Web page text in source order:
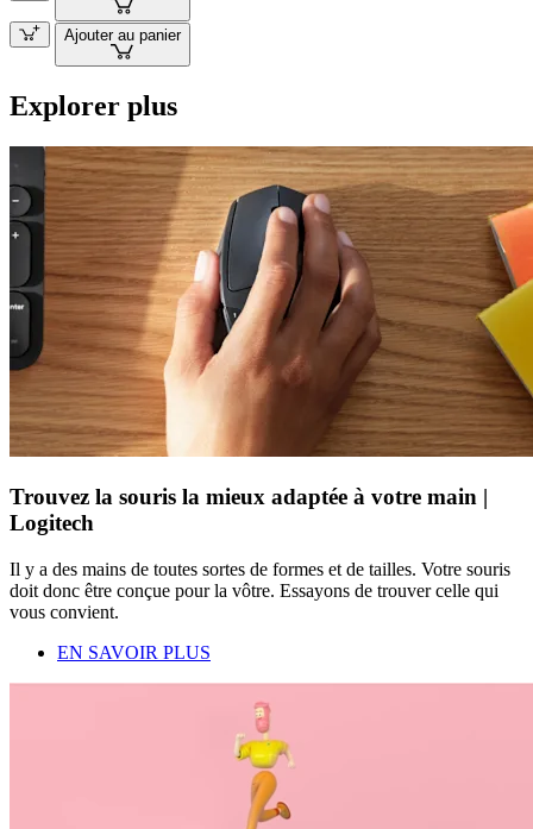
Ajouter au panier
Explorer plus
Trouvez la souris la mieux adaptée à votre main |
Logitech
Il y a des mains de toutes sortes de formes et de tailles. Votre souris
doit donc être conçue pour la vôtre. Essayons de trouver celle qui
vous convient.
EN SAVOIR PLUS